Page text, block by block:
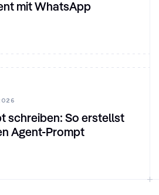
mit WhatsApp
schreiben: So erstellst
Agent-Prompt